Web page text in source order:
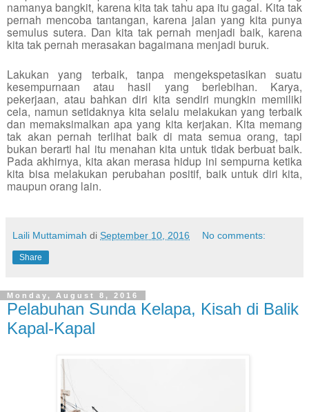
namanya bangkit, karena kita tak tahu apa itu gagal. Kita tak
pernah mencoba tantangan, karena jalan yang kita punya
semulus sutera. Dan kita tak pernah menjadi baik, karena
kita tak pernah merasakan bagaimana menjadi buruk.
Lakukan yang terbaik, tanpa mengekspetasikan suatu
kesempurnaan atau hasil yang berlebihan. Karya,
pekerjaan, atau bahkan diri kita sendiri mungkin memiliki
cela, namun setidaknya kita selalu melakukan yang terbaik
dan memaksimalkan apa yang kita kerjakan. Kita memang
tak akan pernah terlihat baik di mata semua orang, tapi
bukan berarti hal itu menahan kita untuk tidak berbuat baik.
Pada akhirnya, kita akan merasa hidup ini sempurna ketika
kita bisa melakukan perubahan positif, baik untuk diri kita,
maupun orang lain.
Laili Muttamimah di September 10, 2016 No comments:
Share
Monday, August 8, 2016
Pelabuhan Sunda Kelapa, Kisah di Balik
Kapal-Kapal